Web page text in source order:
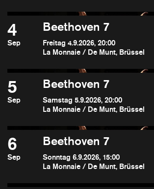
4
Sep
Beethoven 7
Freitag 4.9.2026, 20:00
La Monnaie / De Munt, Brüssel
5
Sep
Beethoven 7
Samstag 5.9.2026, 20:00
La Monnaie / De Munt, Brüssel
6
Sep
Beethoven 7
Sonntag 6.9.2026, 15:00
La Monnaie / De Munt, Brüssel